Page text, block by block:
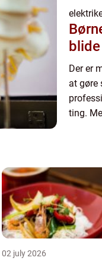
Der er
at gøre
ting.
02 july 2026